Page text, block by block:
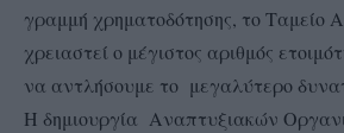
γραμμή χρηματοδότησης, το Ταμείο
χρειαστεί ο μέγιστος αριθμός
να αντλήσουμε το μεγαλύτερο
Η δημιουργία Αναπτυξιακών